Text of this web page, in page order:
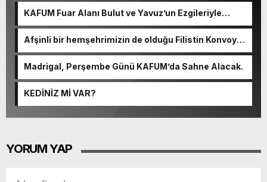
KAFUM Fuar Alanı Bulut ve Yavuz’un Ezgileriyle
Şenlendi.
Afşinli bir hemşehrimizin de olduğu Filistin Konvoyu,
güçlenerek ilerliyor.
Madrigal, Perşembe Günü KAFUM’da Sahne Alacak.
KEDİNİZ Mİ VAR?
YORUM YAP